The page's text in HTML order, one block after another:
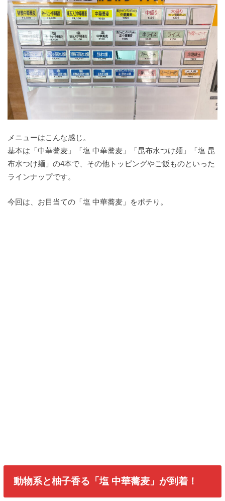
メニューはこんな感じ。
基本は「中華蕎麦」「塩 中華蕎麦」「昆布水つけ麺」「塩 昆
布水つけ麺」の4本で、その他トッピングやご飯ものといった
ラインナップです。
今回は、お目当ての「塩 中華蕎麦」をポチり。
動物系と柚子香る「塩 中華蕎麦」が到着！